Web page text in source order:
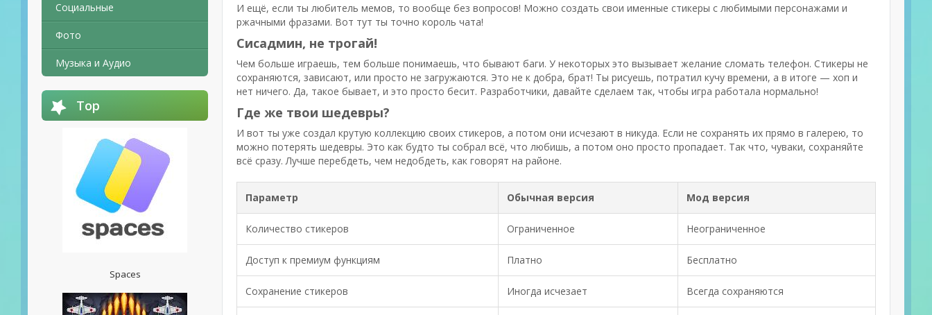
Социальные
Фото
Музыка и Аудио
Top
Spaces
И ещё, если ты любитель мемов, то вообще без вопросов! Можно создать свои именные стикеры с любимыми персонажами и
ржачными фразами. Вот тут ты точно король чата!
Сисадмин, не трогай!
Чем больше играешь, тем больше понимаешь, что бывают баги. У некоторых это вызывает желание сломать телефон. Стикеры не
сохраняются, зависают, или просто не загружаются. Это не к добра, брат! Ты рисуешь, потратил кучу времени, а в итоге — хоп и
нет ничего. Да, такое бывает, и это просто бесит. Разработчики, давайте сделаем так, чтобы игра работала нормально!
Где же твои шедевры?
И вот ты уже создал крутую коллекцию своих стикеров, а потом они исчезают в никуда. Если не сохранять их прямо в галерею, то
можно потерять шедевры. Это как будто ты собрал всё, что любишь, а потом оно просто пропадает. Так что, чуваки, сохраняйте
всё сразу. Лучше перебдеть, чем недобдеть, как говорят на районе.
Параметр Обычная версия Мод версия
Количество стикеров Ограниченное Неограниченное
Доступ к премиум функциям Платно Бесплатно
Сохранение стикеров Иногда исчезает Всегда сохраняются